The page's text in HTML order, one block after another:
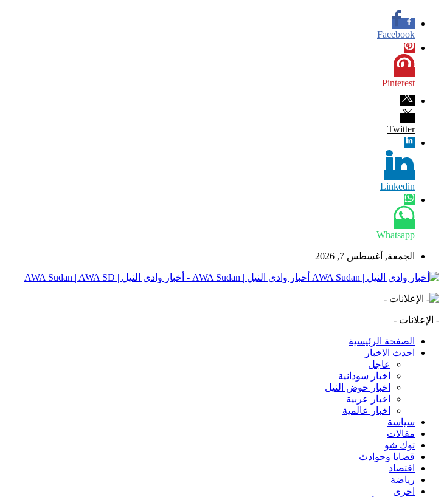
Facebook
Pinterest
Twitter
Linkedin
Whatsapp
الجمعة, أغسطس 7, 2026
أخبار وادى النيل | AWA Sudan - أخبار وادى النيل | AWA Sudan | AWA SD
- الإعلانات -
الصفحة الرئيسية
احدث الاخبار
عاجل
اخبار سودانية
اخبار حوض النيل
اخبار عربية
اخبار عالمية
سياسة
مقالات
توك شو
قضايا وحوادث
اقتصاد
رياضة
اخرى